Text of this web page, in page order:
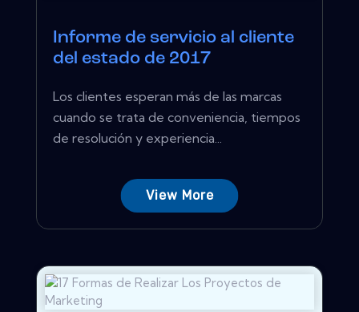
Informe de servicio al cliente
del estado de 2017
Los clientes esperan más de las marcas
cuando se trata de conveniencia, tiempos
de resolución y experiencia...
View More